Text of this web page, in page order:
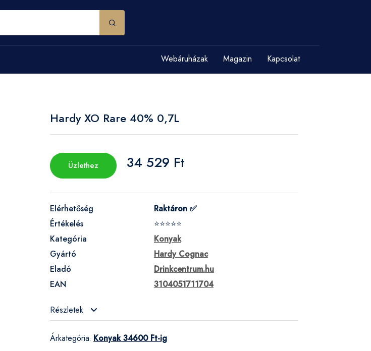
Webáruházak Magazin Kapcsolat
Hardy XO Rare 40% 0,7L
Üzlethez 34 529 Ft
Elérhetőség
Raktáron ✅
Értékelés
⭐⭐⭐⭐⭐
Kategória
Konyak
Gyártó
Hardy Cognac
Eladó
Drinkcentrum.hu
EAN
3104051711704
Részletek
Árkategória: Konyak 34600 Ft-ig